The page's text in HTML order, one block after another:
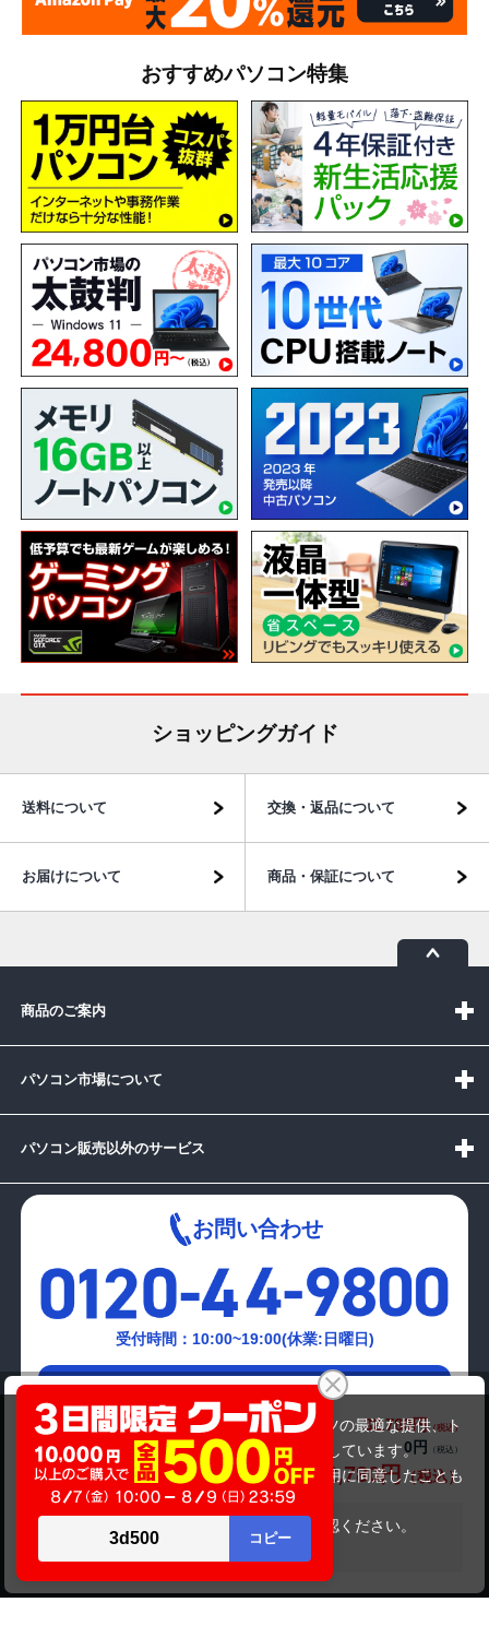
商品価格(税込) 32,780円
オプション小計価格(税込)
0円
商品合計価格(税込)
32,780円
在庫がありません
おすすめパソコン特集
ショッピングガイド
送料について 交換・返品について
お届けについて 商品・保証について
商品のご案内
パソコン市場について
パソコン販売以外のサービス
お問い合わせ
受付時間：10:00~19:00(休業:日曜日)
メールでの
お問い合わせはこちら
当サイトでは利用体験の向上およびコンテンツの最適な提供、ト
ラフィックの分析を目的としてCookieを使用しています。
サイトの閲覧を継続された場合、Cookieの利用に同意したことも
のといたします。
をご確認ください。
承諾する